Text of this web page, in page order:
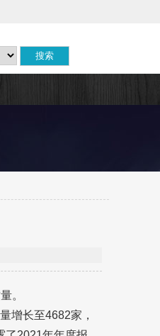
。
增长至4682家，